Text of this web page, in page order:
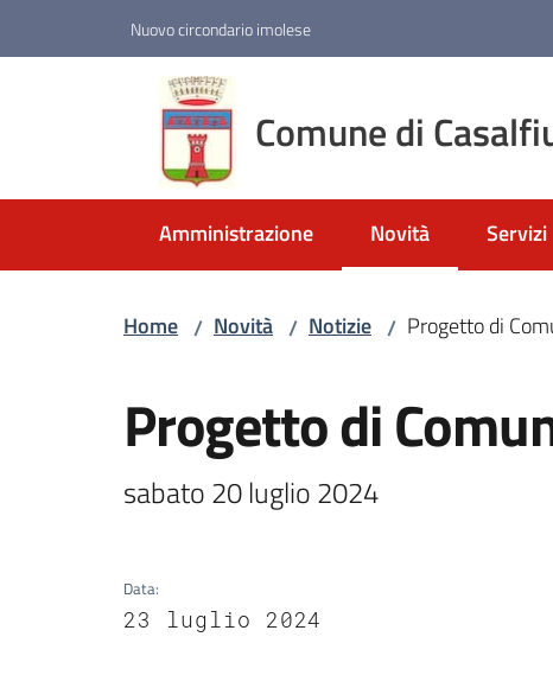
Nuovo circondario imolese
Comune di
Amministrazione Novità
Menu selezionato
Servizi
Home / Novità / Notizie / Progetto di
Progetto di
sabato 20 luglio 2024
Data:
23 luglio 2024